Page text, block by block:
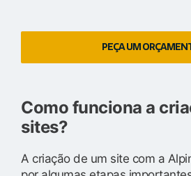
PEÇA UM
Como funciona a
sites?
A criação de um site com a